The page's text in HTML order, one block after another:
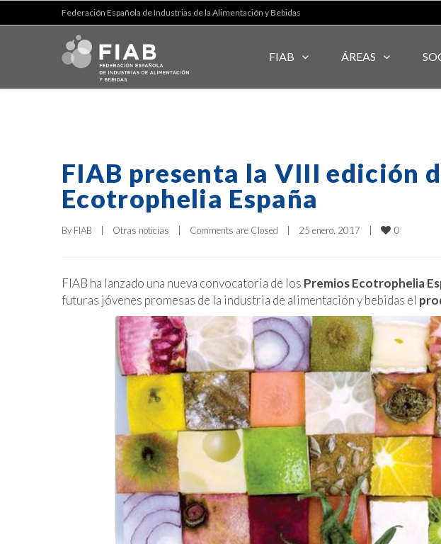
Federación Española de Industrias de la Alimentación y Bebidas
FIAB ÁREAS
FIAB presenta la VIII edición
Ecotrophelia España
By FIAB Otras noticias Comments are Closed 25 enero, 2017 0
FIAB ha lanzado una nueva convocatoria de los Premios Ecotrophelia
futuras jóvenes promesas de la industria de alimentación y bebidas el